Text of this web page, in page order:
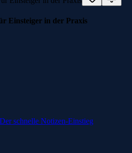
Einsteiger in der Praxis
schnelle Notizen-Einstieg